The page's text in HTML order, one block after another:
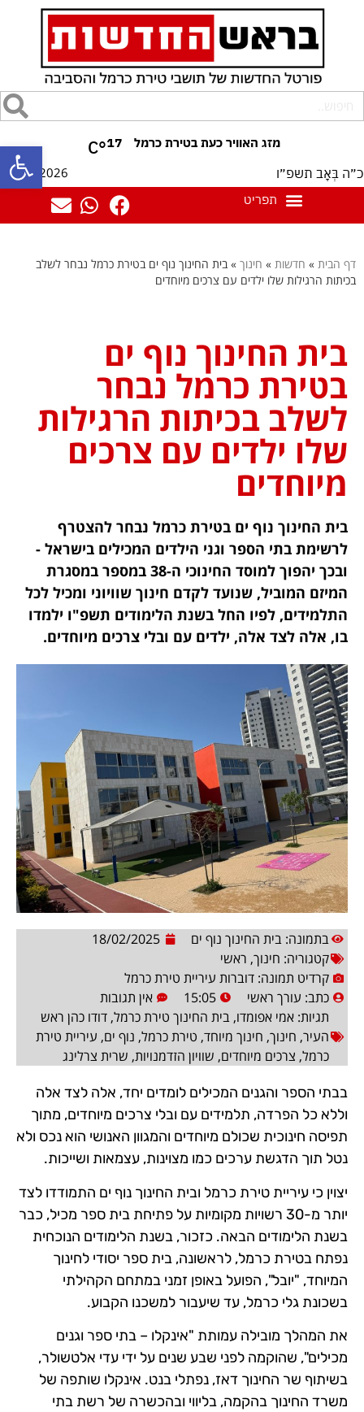
פתח 17
°C
כ״ה בְּאָב תשפ״ו 08/08/2026
דף הבית » חדשות » חינוך »בית החינוך נוף ים בטירת כרמל נבחר לשלב
בכיתות הרגילות שלו ילדים עם צרכים מיוחדים
בית החינוך נוף ים
בטירת כרמל נבחר
לשלב בכיתות הרגילות
שלו ילדים עם צרכים
מיוחדים
בית החינוך נוף ים בטירת כרמל נבחר להצטרף
לרשימת בתי הספר וגני הילדים המכילים בישראל -
ובכך יהפוך למוסד החינוכי ה-38 במספר במסגרת
המיזם המוביל, שנועד לקדם חינוך שוויוני ומכיל לכל
התלמידים, לפיו החל בשנת הלימודים תשפ"ו ילמדו
בו, אלה לצד אלה, ילדים עם ובלי צרכים מיוחדים.
בתמונה: בית החינוך נוף ים
18/02/2025
קטגוריה: חינוך, ראשי
קרדיט תמונה: דוברות עיריית טירת כרמל
כתב: עורך ראשי 15:05
אין תגובות
תגיות: אמי אפומדו, בית החינוך טירת כרמל, דודו כהן ראש
העיר, חינוך, חינוך מיוחד, טירת כרמל, נוף ים, עיריית טירת
כרמל, צרכים מיוחדים, שוויון הזדמנויות, שרית צרלינג
בבתי הספר והגנים המכילים לומדים יחד, אלה לצד אלה
וללא כל הפרדה, תלמידים עם ובלי צרכים מיוחדים, מתוך
תפיסה חינוכית שכולם מיוחדים והמגוון האנושי הוא נכס ולא
נטל תוך הדגשת ערכים כמו מצוינות, עצמאות ושייכות.
יצוין כי עיריית טירת כרמל ובית החינוך נוף ים התמודדו לצד
יותר מ-30 רשויות מקומיות על פתיחת בית ספר מכיל, כבר
בשנת הלימודים הבאה. כזכור, בשנת הלימודים הנוכחית
נפתח בטירת כרמל, לראשונה, בית ספר יסודי לחינוך
המיוחד, "יובל", הפועל באופן זמני במתחם הקהילתי
בשכונת גלי כרמל, עד שיעבור למשכנו הקבוע.
את המהלך מובילה עמותת "אינקלו – בתי ספר וגנים
מכילים", שהוקמה לפני שבע שנים על ידי עדי אלטשולר,
בשיתוף שר החינוך דאז, נפתלי בנט. אינקלו שותפה של
משרד החינוך בהקמה, בליווי ובהכשרה של רשת בתי